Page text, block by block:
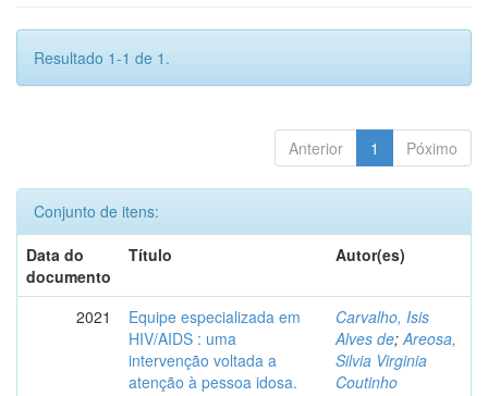
Resultado 1-1 de 1.
Anterior 1 Póximo
Conjunto de itens:
Data do
documento
Título Autor(es)
2021
Equipe especializada em
HIV/AIDS : uma
intervenção voltada a
atenção à pessoa idosa.
Carvalho, Isis
Alves de;Areosa,
Silvia Virginia
Coutinho